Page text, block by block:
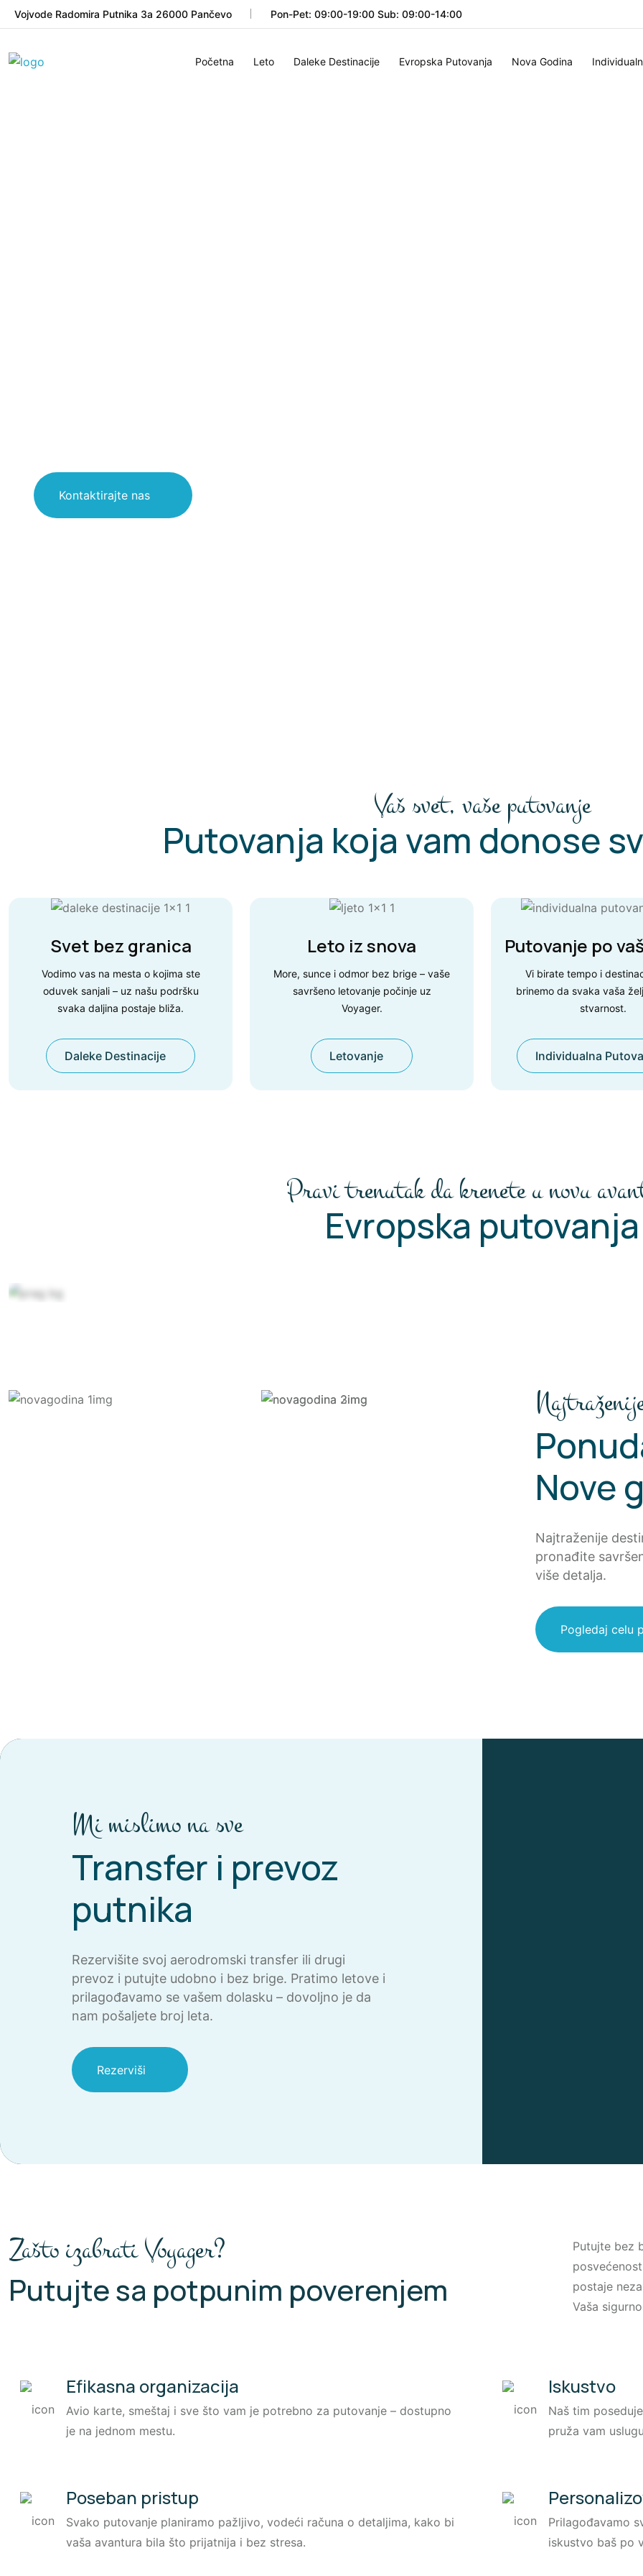
Vojvode Radomira Putnika 3a 26000 Pančevo Pon-Pet: 09:00-19:00 Sub: 09:00-14:00
Početna Leto Daleke Destinacije Evropska Putovanja Nova Godina
Kontaktirajte nas
Vaš svet, vaše putovanje
Putovanja koja vam donose
Svet bez granica
Vodimo vas na mesta o kojima ste
oduvek sanjali – uz našu podršku
svaka daljina postaje bliža.
Daleke Destinacije
Leto iz snova
More, sunce i odmor bez brige – vaše
savršeno letovanje počinje uz
Voyager.
Letovanje
Putovanje po
Vi birate tempo i
brinemo da svaka vaša
stvarnost.
Individualna
Pravi trenutak da krenete u novu
Evropska putovanja
Nove
Najtraženije
pronađite
više detalja.
Pogledaj celu
Mi mislimo na sve
Transfer i prevoz
putnika
Rezervišite svoj aerodromski transfer ili drugi
prevoz i putujte udobno i bez brige. Pratimo letove i
prilagođavamo se vašem dolasku – dovoljno je da
nam pošaljete broj leta.
Rezerviši
Zašto izabrati Voyager?
Putujte sa potpunim poverenjem
Putujte bez
postaje
Vaša
Efikasna organizacija
Avio karte, smeštaj i sve što vam je potrebno za putovanje – dostupno
je na jednom mestu.
Iskustvo
Naš tim
pruža vam
Poseban pristup
Svako putovanje planiramo pažljivo, vodeći računa o detaljima, kako bi
vaša avantura bila što prijatnija i bez stresa.
Prilagođavamo
iskustvo baš po